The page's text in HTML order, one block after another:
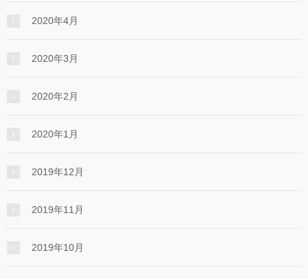
2020年4月
2020年3月
2020年2月
2020年1月
2019年12月
2019年11月
2019年10月